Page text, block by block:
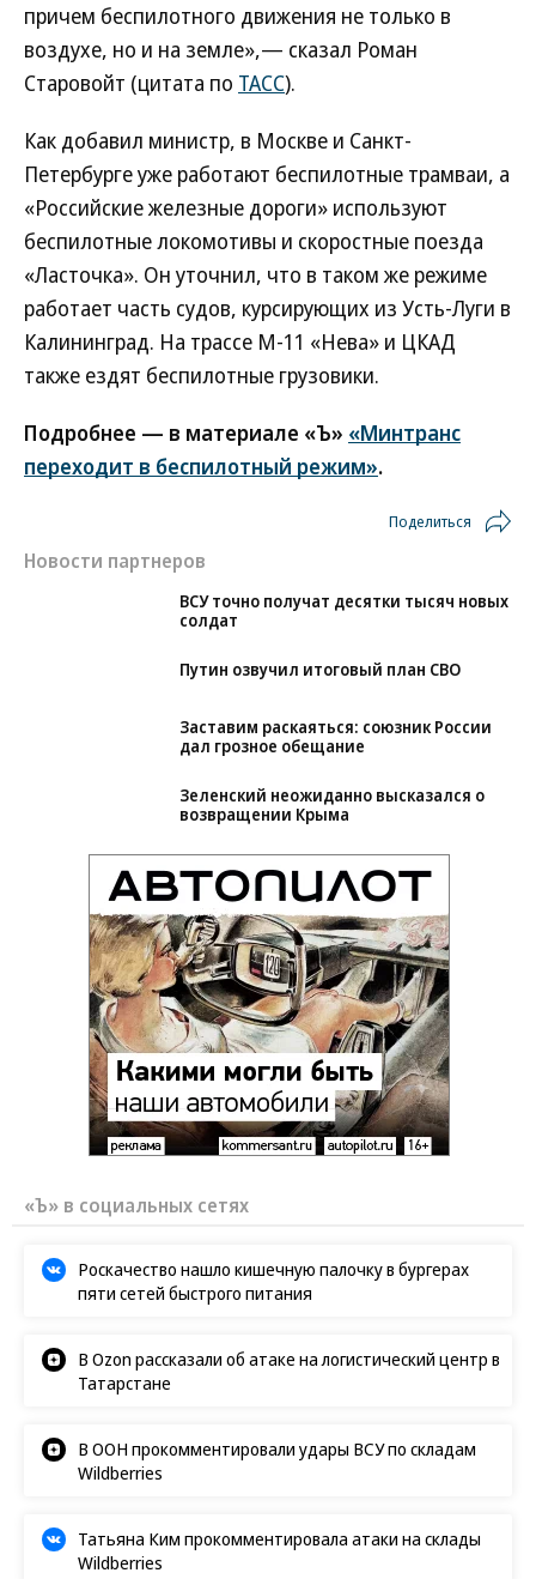
причем беспилотного движения не только в
воздухе, но и на земле»,— сказал Роман
Старовойт (цитата по ТАСС).
Как добавил министр, в Москве и Санкт-
Петербурге уже работают беспилотные трамваи, а
«Российские железные дороги» используют
беспилотные локомотивы и скоростные поезда
«Ласточка». Он уточнил, что в таком же режиме
работает часть судов, курсирующих из Усть-Луги в
Калининград. На трассе М-11 «Нева» и ЦКАД
также ездят беспилотные грузовики.
Подробнее — в материале «Ъ» «Минтранс
переходит в беспилотный режим».
Поделиться
Новости партнеров
ВСУ точно получат десятки тысяч новых
солдат
Заставим раскаяться: союзник России
Зеленский неожиданно высказался о
возвращении Крыма
Роскачество нашло кишечную палочку в бургерах
В Ozon рассказали об атаке на логистический центр в
В ООН прокомментировали удары ВСУ по складам
Татьяна Ким прокомментировала атаки на склады